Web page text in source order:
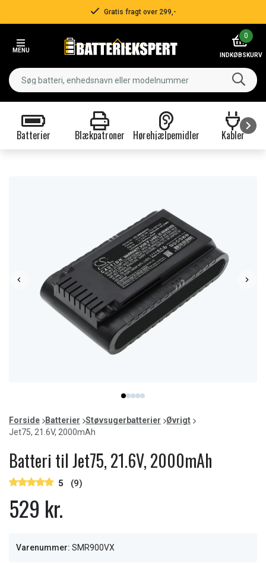
Gratis fragt over 299,-
MENU
0
INDKØBSKURV
Batterier Blækpatroner Hørehjælpemidler Kabler
item
0
item
1
item
2
item
3
item
4
of
5
Forside Batterier Støvsugerbatterier
Øvrigt
Jet75, 21.6V, 2000mAh
Batteri til Jet75, 21.6V, 2000mAh
5 (9)
529 kr.
Varenummer: SMR900VX